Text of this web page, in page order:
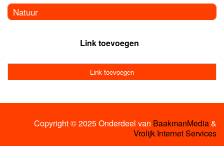
Natuur
Link toevoegen
Link toevoegen
Copyright © 2025 Onderdeel van BaakmanMedia&
Vrolijk Internet Services